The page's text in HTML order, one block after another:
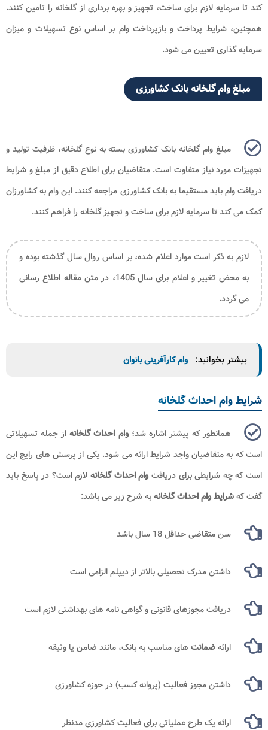
کند تا سرمایه لازم برای ساخت، تجهیز و بهره برداری از گلخانه را تامین کنند.
همچنین، شرایط پرداخت و بازپرداخت وام بر اساس نوع تسهیلات و میزان
سرمایه گذاری تعیین می شود.
مبلغ وام گلخانه بانک کشاورزی
مبلغ وام گلخانه بانک کشاورزی بسته به نوع گلخانه، ظرفیت تولید و
تجهیزات مورد نیاز متفاوت است. متقاضیان برای اطلاع دقیق از مبلغ و شرایط
دریافت وام باید مستقیما به بانک کشاورزی مراجعه کنند. این وام به کشاورزان
کمک می کند تا سرمایه لازم برای ساخت و تجهیز گلخانه را فراهم کنند.
لازم به ذکر است موارد اعلام شده، بر اساس روال سال گذشته بوده و
به محض تغییر و اعلام برای سال 1405، در متن مقاله اطلاع رسانی
می گردد.
بیشتر بخوانید: وام کارآفرینی بانوان
شرایط وام احداث گلخانه
همانطور که پیشتر اشاره شد؛وام احداث گلخانهاز جمله تسهیلاتی
است که به متقاضیان واجد شرایط ارائه می شود. یکی از پرسش های رایج این
است که چه شرایطی برای دریافت وام احداث گلخانهلازم است؟ در پاسخ باید
گفت کهشرایط وام احداث گلخانه​به شرح زیر می باشد:
سن متقاضی حداقل 18 سال باشد
داشتن مدرک تحصیلی بالاتر از دیپلم الزامی است
دریافت مجوزهای قانونی و گواهی نامه های بهداشتی لازم است
ارائهضمانت های مناسب به بانک، مانند ضامن یا وثیقه
داشتن مجوز فعالیت (پروانه کسب) در حوزه کشاورزی
ارائه یک طرح عملیاتی برای فعالیت کشاورزی مدنظر